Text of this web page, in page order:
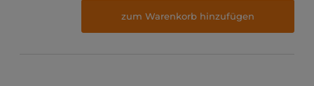
zum Warenkorb hinzufügen